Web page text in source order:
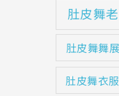
肚皮舞
肚皮舞舞展
肚皮舞衣服